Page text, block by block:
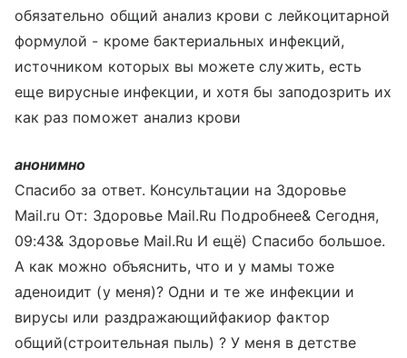
обязательно общий анализ крови с лейкоцитарной
формулой - кроме бактериальных инфекций,
источником которых вы можете служить, есть
еще вирусные инфекции, и хотя бы заподозрить их
как раз поможет анализ крови
анонимно
Спасибо за ответ. Консультации на Здоровье
Mail.ru От: Здоровье Mail.Ru Подробнее& Сегодня,
09:43& Здоровье Mail.Ru И ещё) Спасибо большое.
А как можно объяснить, что и у мамы тоже
аденоидит (у меня)? Одни и те же инфекции и
вирусы или раздражающийфакиор фактор
общий(строительная пыль) ? У меня в детстве